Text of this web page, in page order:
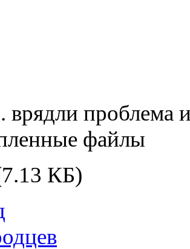
врядли проблема
файлы
КБ)